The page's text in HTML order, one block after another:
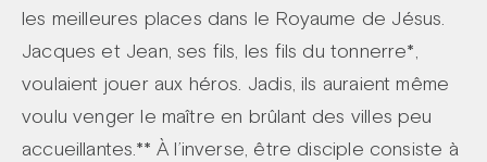
les meilleures places dans le Royaume de Jésus.
Jacques et Jean, ses fils, les fils du tonnerre*,
voulaient jouer aux héros. Jadis, ils auraient même
voulu venger le maître en brûlant des villes peu
accueillantes.** À l’inverse, être disciple consiste à